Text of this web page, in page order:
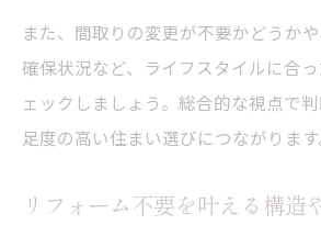
また、間取りの変更が不要かどうか
確保状況など、ライフスタイルに合
ェックしましょう。総合的な視点で
足度の高い住まい選びにつながります
リフォーム不要を叶える構造